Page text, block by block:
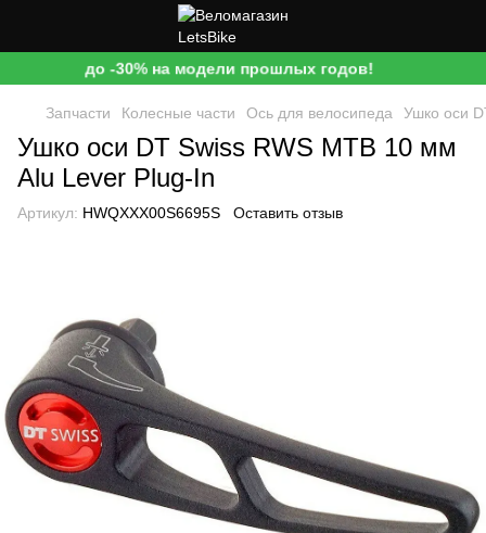
до -30% на модели прошлых годов!
Запчасти Колесные части Ось для велосипеда Ушко оси
Ушко оси DT Swiss RWS MTB 10 мм
Alu Lever Plug-In
Артикул: HWQXXX00S6695S Оставить отзыв